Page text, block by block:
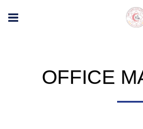
OFFICE